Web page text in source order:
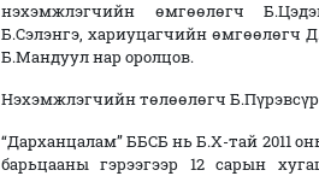
нэхэмжлэгчийн өмгөөлөгч
Б.Сэлэнгэ, хариуцагчийн өмгөөлөгч
Б.Мандуул нар оролцов.
Нэхэмжлэгчийн төлөөлөгч
“Дарханцалам” ББСБ нь Б.Х-тай 2011
барьцааны гэрээгээр 12 сарын